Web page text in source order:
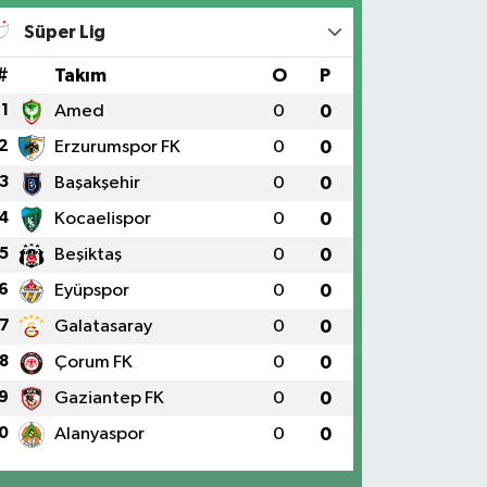
Süper Lig
Takım O P
1 Amed 0 0
Erzurumspor FK 0 0
3 Başakşehir 0 0
Kocaelispor 0 0
5 Beşiktaş 0 0
Eyüpspor 0 0
7 Galatasaray 0 0
8 Çorum FK 0 0
Gaziantep FK 0 0
Alanyaspor 0 0